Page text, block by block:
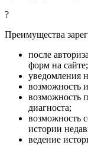
?
Преимущества
после
форм на сайте;
уведомления
возможность
возможность
диагноста;
возможность
истории
ведение